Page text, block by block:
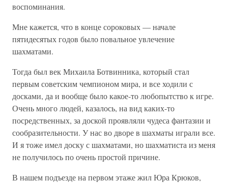
воспоминания.
Мне кажется, что в конце сороковых — начале
пятидесятых годов было повальное увлечение
шахматами.
Тогда был век Михаила Ботвинника, который стал
первым советским чемпионом мира, и все ходили с
досками, да и вообще было какое-то любопытство к игре.
Очень много людей, казалось, на вид каких-то
посредственных, за доской проявляли чудеса фантазии и
сообразительности. У нас во дворе в шахматы играли все.
И я тоже имел доску с шахматами, но шахматиста из меня
не получилось по очень простой причине.
В нашем подъезде на первом этаже жил Юра Крюков,